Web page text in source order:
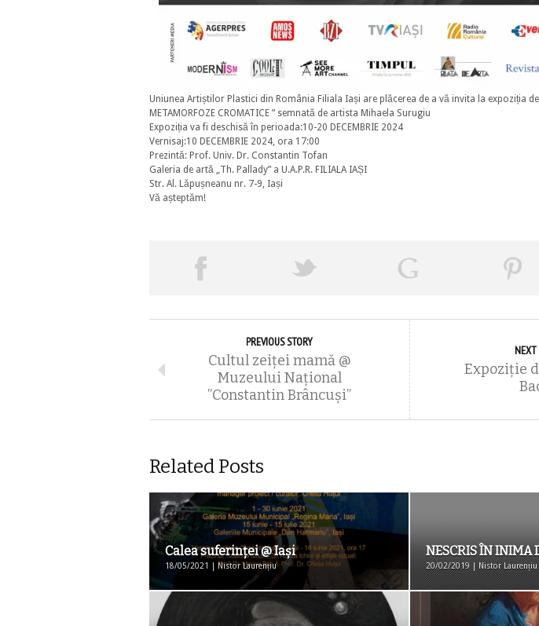
Uniunea Artiștilor Plastici din România Filiala Iași are plăcerea de a vă invita la expoziția
METAMORFOZE CROMATICE ” semnată de artista Mihaela Surugiu
Expoziția va fi deschisă în perioada:10-20 DECEMBRIE 2024
Vernisaj:10 DECEMBRIE 2024, ora 17:00
Prezintă: Prof. Univ. Dr. Constantin Tofan
Galeria de artă „Th. Pallady” a U.A.P.R. FILIALA IAȘI
Str. Al. Lăpușneanu nr. 7-9, Iași
Vă așteptăm!
PREVIOUS STORY
Cultul zeiței mamă @
Muzeului Național
”Constantin Brâncuși”
NEXT
Expoziţie
Related Posts
Calea suferinței @ Iași
18/05/2021 | Nistor Laurențiu
NESCRIS ÎN INIMA
20/02/2019 | Nistor Laurențiu